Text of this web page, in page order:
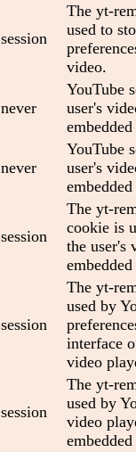
session
The yt-
used to
video.
never
YouTube
user's
never
YouTube
user's
session
The yt-
cookie is
the user's
session
The yt-
used by
interface
video
session
The yt-
used by
video